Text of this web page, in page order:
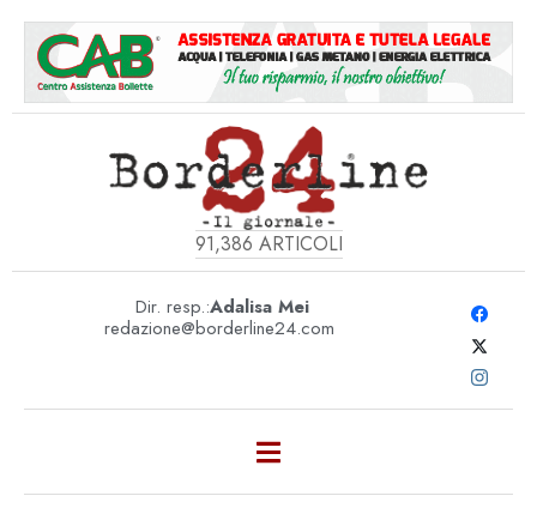
91,386 ARTICOLI
Dir. resp.:Adalisa Mei
redazione@borderline24.com